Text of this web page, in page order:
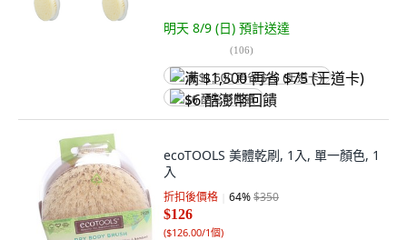
明天 8/9 (日) 預計送達
(106)
满 $1,500 再省 $75 (王道卡)
$6 酷澎幣回饋
ecoTOOLS 美體乾刷, 1入, 單一顏色, 1
入
折扣後價格 64%$350
$126
($126.00/1個)